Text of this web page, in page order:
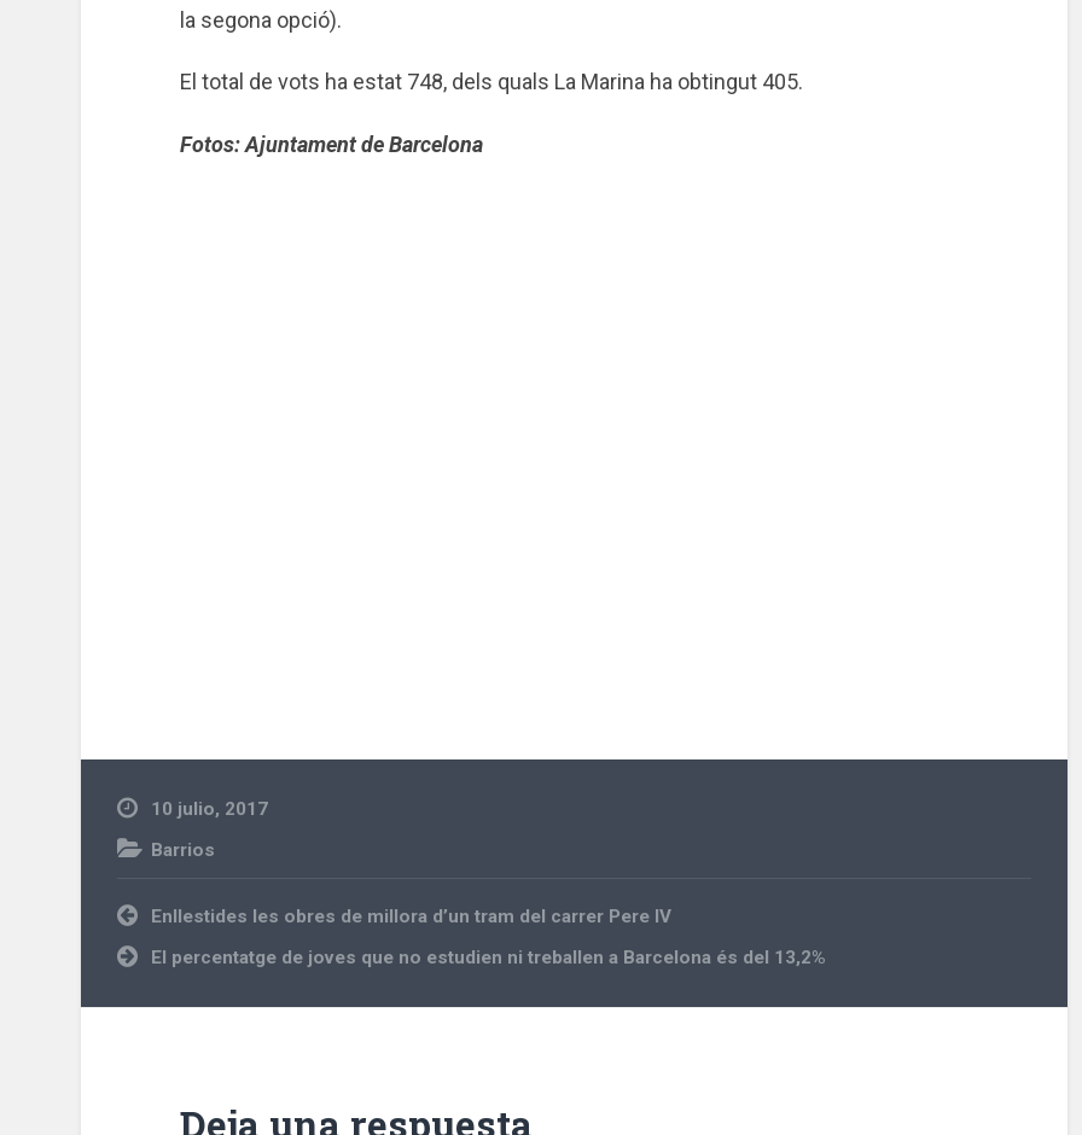
la segona opció).
El total de vots ha estat 748, dels quals La Marina ha obtingut 405.
Fotos: Ajuntament de Barcelona
10 julio, 2017
Barrios
Navegación
de
entradas
Enllestides les obres de millora d’un tram del carrer Pere IV
El percentatge de joves que no estudien ni treballen a Barcelona és del 13,2%
Deja una respuesta